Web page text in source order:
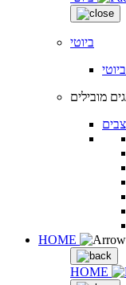
ביוטי
מובילים
HOME
HOME